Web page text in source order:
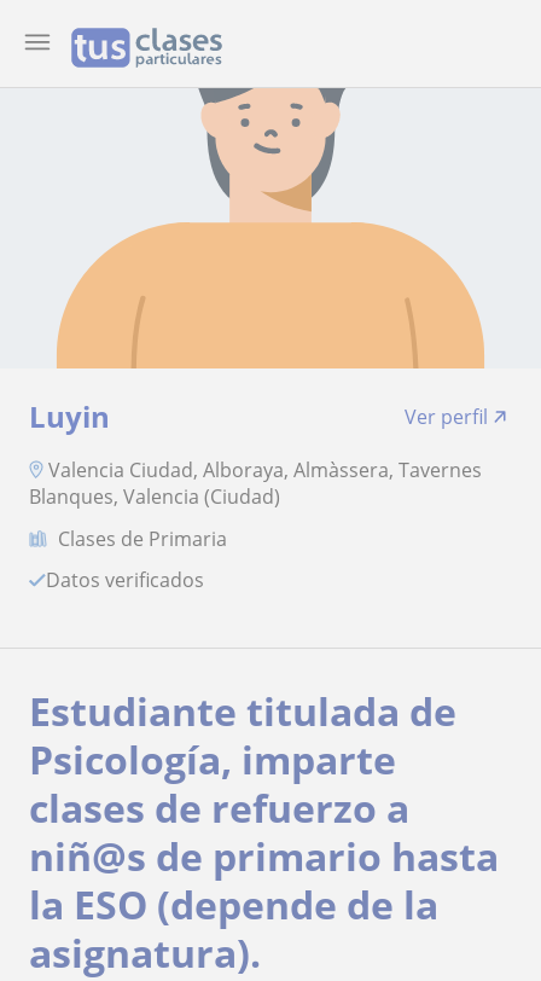
Luyin
Ver perfil
Valencia Ciudad, Alboraya, Almàssera, Tavernes
Blanques, Valencia (Ciudad)
Clases de Primaria
Datos verificados
Estudiante titulada de
Psicología, imparte
clases de refuerzo a
niñ@s de primario hasta
la ESO (depende de la
asignatura).